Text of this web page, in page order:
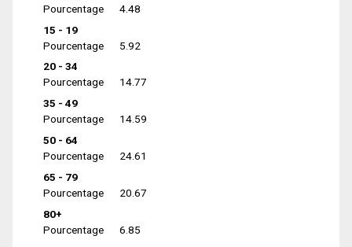
Pourcentage
4.48
15 - 19
Pourcentage
5.92
20 - 34
Pourcentage
14.77
35 - 49
Pourcentage
14.59
50 - 64
Pourcentage
24.61
65 - 79
Pourcentage
20.67
80+
Pourcentage
6.85